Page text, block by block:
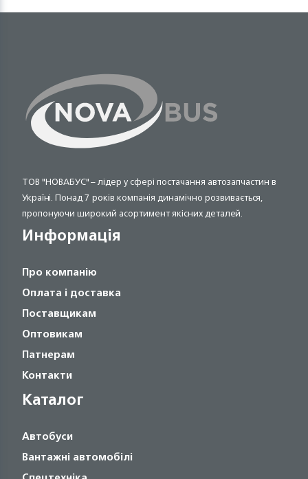
ТОВ "НОВАБУС" – лідер у сфері постачання автозапчастин в
Україні. Понад 7 років компанія динамічно розвивається,
пропонуючи широкий асортимент якісних деталей.
Информація
Про компанію
Оплата і доставка
Поставщикам
Оптовикам
Патнерам
Контакти
Каталог
Автобуси
Вантажні автомобілі